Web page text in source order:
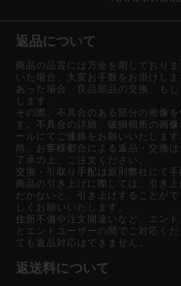
返品について
商品の品質には万全を期しており
いた場合、大変お手数をお掛けし
あった場合、良品部品の交換、も
します。
その際、不具合のある部分の画像
す。不具合の詳細、破損個所の画
ールにてご連絡をお願いいたします
尚、お客様都合による返品・交換
了承の上、ご注文ください。
交換・引取り手配は原則弊社にて
商品の引き上げに際しては、引き
だかないと、引き上げすることが
しくお願いいたします。
住所不備や注文間違いなど、エン
とエンドユーザーの間でご対応く
ても返品対応はできません。
返送料について